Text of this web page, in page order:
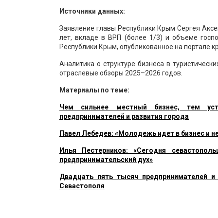
Источники данных:
Заявление главы Республики Крым Сергея
лет, вкладе в ВРП (более 1/3) и объеме
Республики Крым, опубликованное на портале
Аналитика о структуре бизнеса в
отраслевые обзоры 2025–2026 годов.
Материалы по теме:
Чем сильнее местный бизнес, тем
предпринимателей и развития города
Павел Лебедев: «Молодежь идет в бизнес и
Илья Пестерников: «Сегодня
предпринимательский дух»
Двадцать пять тысяч предпринимателей
Севастополя